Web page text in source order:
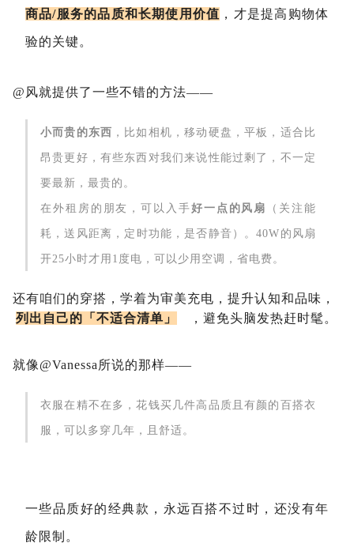
商品/服务的品质和长期使用价值 ，才是提高购物体
验的关键。
@风就提供了一些不错的方法——
小而贵的东西 ，比如相机，移动硬盘，平板，适合比
昂贵更好，有些东西对我们来说性能过剩了，不一定
要最新，最贵的。
在外租房的朋友，可以入手好一点的风扇 （关注能
耗，送风距离，定时功能，是否静音）。40W的风扇
开25小时才用1度电，可以少用空调，省电费。
还有咱们的穿搭，学着为审美充电，提升认知和品味，
列出自己的「不适合清单」
，避免头脑发热赶时髦。
就像@Vanessa所说的那样——
衣服在精不在多，花钱买几件高品质且有颜的百搭衣
服，可以多穿几年，且舒适。
一些品质好的经典款，永远百搭不过时，还没有年
龄限制。